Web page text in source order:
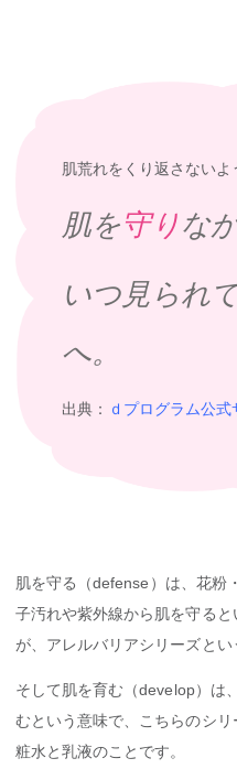
肌荒れをくり返さないよ
肌を守りな
いつ見られ
へ。
出典： ｄプログラム公式
肌を守る（defense）は、花粉
子汚れや紫外線から肌を守る
が、アレルバリアシリーズとい
そして肌を育む（develop）は
むという意味で、こちらのシ
粧水と乳液のことです。